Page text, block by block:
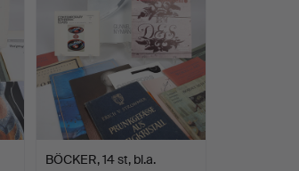
BÖCKER, 14 st, bl.a.